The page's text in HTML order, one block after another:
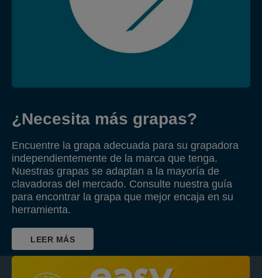
¿Necesita más grapas?
Encuentre la grapa adecuada para su grapadora
independientemente de la marca que tenga.
Nuestras grapas se adaptan a la mayoría de
clavadoras del mercado. Consulte nuestra guía
para encontrar la grapa que mejor encaja en su
herramienta.
LEER MÁS